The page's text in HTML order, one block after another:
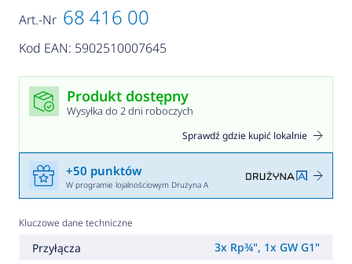
Art.-Nr 68 416 00
Kod EAN: 5902510007645
Produkt dostępny
Wysyłka do 2 dni roboczych
Sprawdź gdzie kupić lokalnie
+50 punktów
W programie lojalnościowym Drużyna A
Kluczowe dane techniczne
Przyłącza
3x Rp¾", 1x GW G1"